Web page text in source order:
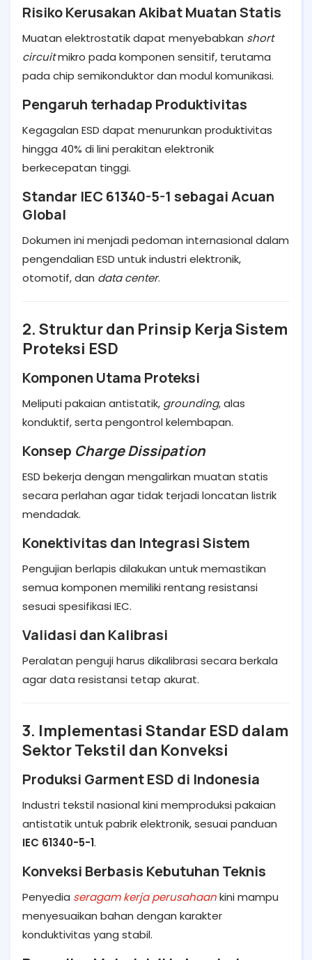
Risiko Kerusakan Akibat Muatan Statis
Muatan elektrostatik dapat menyebabkan short
circuitmikro pada komponen sensitif, terutama
pada chip semikonduktor dan modul komunikasi.
Pengaruh terhadap Produktivitas
Kegagalan ESD dapat menurunkan produktivitas
hingga 40% di lini perakitan elektronik
berkecepatan tinggi.
Standar IEC 61340-5-1 sebagai Acuan
Global
Dokumen ini menjadi pedoman internasional dalam
pengendalian ESD untuk industri elektronik,
otomotif, dan data center.
2. Struktur dan Prinsip Kerja Sistem
Proteksi ESD
Komponen Utama Proteksi
Meliputi pakaian antistatik, grounding, alas
konduktif, serta pengontrol kelembapan.
Konsep Charge Dissipation
ESD bekerja dengan mengalirkan muatan statis
secara perlahan agar tidak terjadi loncatan listrik
mendadak.
Konektivitas dan Integrasi Sistem
Pengujian berlapis dilakukan untuk memastikan
semua komponen memiliki rentang resistansi
sesuai spesifikasi IEC.
Validasi dan Kalibrasi
Peralatan penguji harus dikalibrasi secara berkala
agar data resistansi tetap akurat.
3. Implementasi Standar ESD dalam
Sektor Tekstil dan Konveksi
Produksi Garment ESD di Indonesia
Industri tekstil nasional kini memproduksi pakaian
antistatik untuk pabrik elektronik, sesuai panduan
IEC 61340-5-1.
Konveksi Berbasis Kebutuhan Teknis
Penyedia seragam kerja perusahaankini mampu
menyesuaikan bahan dengan karakter
konduktivitas yang stabil.